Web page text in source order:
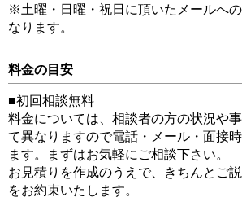
※土曜・日曜・祝日に頂いたメールへ
なります。
料金の目安
■初回相談無料
料金については、相談者の方の状況や
て異なりますので電話・メール・面接
ます。まずはお気軽にご相談下さい。
お見積りを作成のうえで、きちんとご
をお約束いたします。